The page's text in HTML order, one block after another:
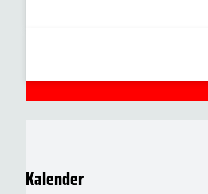
Kalender